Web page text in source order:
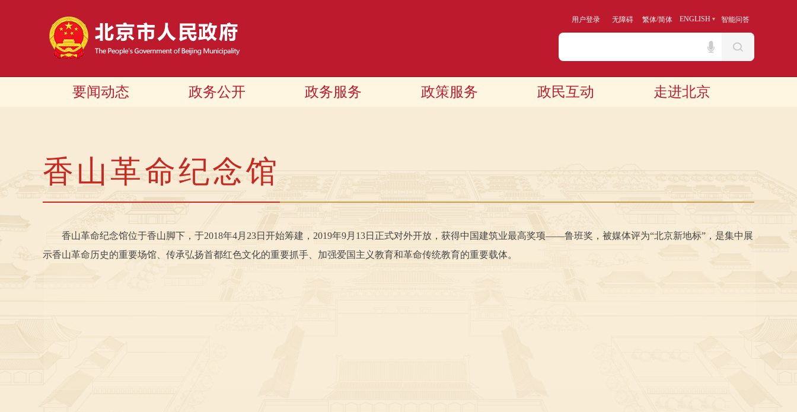
用户登录 无障碍 繁体/简体 ENGLISH 智能问答
要闻动态 政务公开 政务服务 政策服务 政民互动 走进北京
香山革命纪念馆
香山革命纪念馆位于香山脚下，于2018年4月23日开始筹建，2019年9月13日正式对外开放，获得中国建筑业最高奖项——鲁班奖，被媒体评为“北京新地标”，是集中展
示香山革命历史的重要场馆、传承弘扬首都红色文化的重要抓手、加强爱国主义教育和革命传统教育的重要载体。